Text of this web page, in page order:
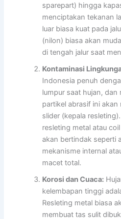
sparepart) hingga
menciptakan tekanan
luar biasa kuat pada
(nilon) biasa akan
di tengah jalur saat
Kontaminasi
Indonesia penuh
lumpur saat hujan, dan
partikel abrasif ini
slider (kepala
resleting metal atau
akan bertindak seperti
mekanisme internal
macet total.
Korosi dan Cuaca:
kelembapan tinggi
Resleting metal biasa
membuat tas sulit